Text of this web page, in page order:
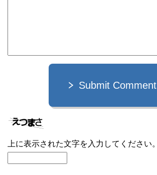
Submit Comment
上に表示された文字を入力してください。